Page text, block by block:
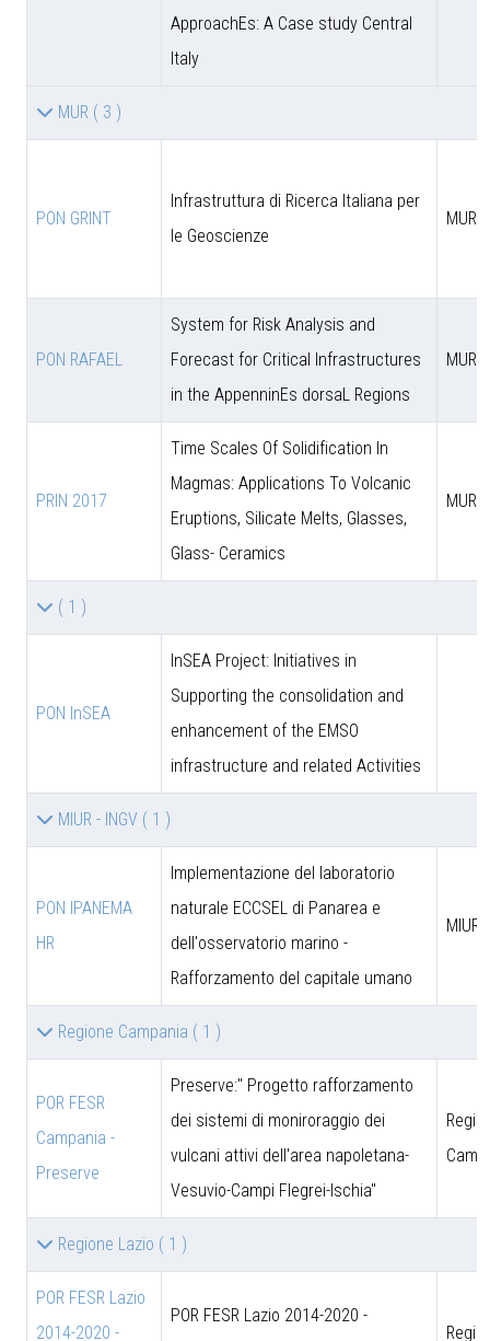
ApproachEs: A Case study Central
Italy
MUR ( 3 )
PON GRINT
Infrastruttura di Ricerca Italiana per
le Geoscienze
MUR
PON RAFAEL
System for Risk Analysis and
Forecast for Critical Infrastructures
in the AppenninEs dorsaL Regions
MUR
PRIN 2017
Time Scales Of Solidification In
Magmas: Applications To Volcanic
Eruptions, Silicate Melts, Glasses,
Glass- Ceramics
MUR
( 1 )
PON InSEA
InSEA Project: Initiatives in
Supporting the consolidation and
enhancement of the EMSO
infrastructure and related Activities
MIUR - INGV ( 1 )
PON IPANEMA
HR
Implementazione del laboratorio
naturale ECCSEL di Panarea e
dell'osservatorio marino -
Rafforzamento del capitale umano
MIUR
Regione Campania ( 1 )
POR FESR
Campania -
Preserve
Preserve:" Progetto rafforzamento
dei sistemi di moniroraggio dei
vulcani attivi dell'area napoletana-
Vesuvio-Campi Flegrei-Ischia"
Regione Lazio ( 1 )
POR FESR Lazio
2014-2020 -
POR FESR Lazio 2014-2020 -